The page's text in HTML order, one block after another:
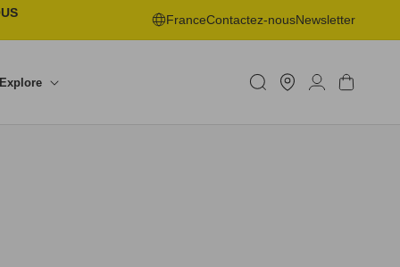
FranceContactez-nousNewsletter
Explore
un
shop
ConnexionPanier